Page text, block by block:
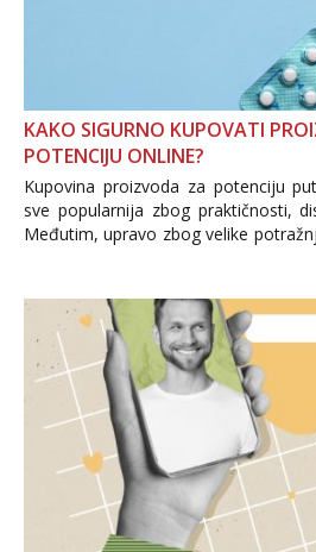
KAKO SIGURNO KUPOVATI
POTENCIJU ONLINE?
Kupovina proizvoda za potenciju
sve popularnija zbog praktičnosti,
Međutim, upravo zbog velike
i brojni krivotvoreni proizvodi,